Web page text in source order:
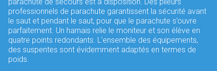
professionnels de parachute garantissent la sécurité avant
le saut et pendant le saut, pour que le parachute s’ouvre
parfaitement. Un harnais relie le moniteur et son élève en
quatre points redondants. L’ensemble des équipements,
des suspentes sont évidemment adaptés en termes de
poids.